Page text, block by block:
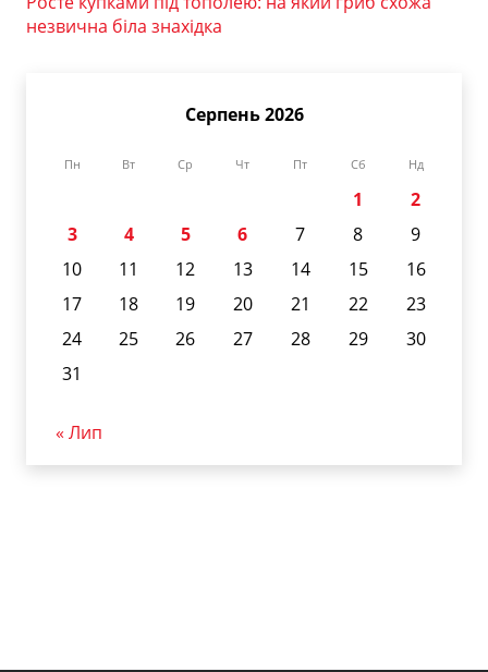
незвична біла знахідка
Серпень 2026
Пн Вт Ср Чт Пт Сб Нд
1
2
3
4 5 6 7 8
9
10
11 12 13 14 15
16
17
18 19 20 21 22
23
24
25 26 27 28 29
30
31
« Лип